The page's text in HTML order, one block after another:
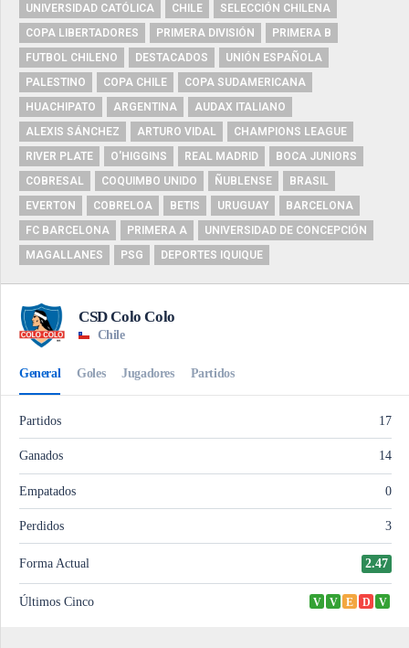
UNIVERSIDAD CATÓLICA
CHILE
SELECCIÓN CHILENA
COPA LIBERTADORES
PRIMERA DIVISIÓN
PRIMERA B
FUTBOL CHILENO
DESTACADOS
UNIÓN ESPAÑOLA
PALESTINO
COPA CHILE
COPA SUDAMERICANA
HUACHIPATO
ARGENTINA
AUDAX ITALIANO
ALEXIS SÁNCHEZ
ARTURO VIDAL
CHAMPIONS LEAGUE
RIVER PLATE
O'HIGGINS REAL MADRID
BOCA JUNIORS
COBRESAL
COQUIMBO UNIDO ÑUBLENSE
BRASIL
EVERTON
COBRELOA BETIS URUGUAY
BARCELONA
FC BARCELONA
PRIMERA A
UNIVERSIDAD DE CONCEPCIÓN
MAGALLANES
PSG DEPORTES IQUIQUE